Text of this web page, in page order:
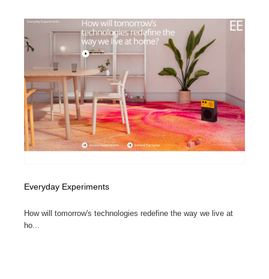
Everyday Experiments
How will tomorrow's technologies redefine the way we live at
ho...